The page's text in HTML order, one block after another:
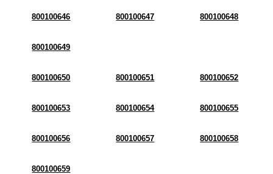
800100646 800100647 800100648
800100649
800100650 800100651 800100652
800100653 800100654 800100655
800100656 800100657 800100658
800100659